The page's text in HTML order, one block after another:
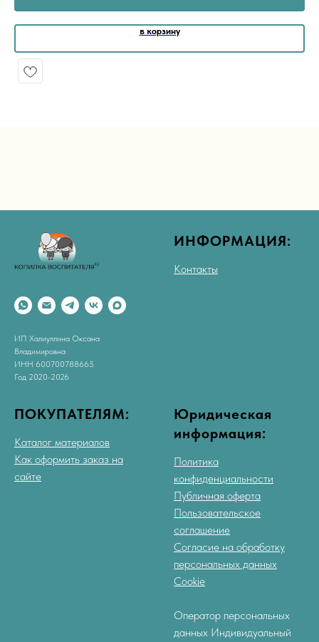
в корзину
ИП Халиуллина Оксана
Владимировна
ИНН 600700788665
Год 2020-2026
ИНФОРМАЦИЯ:
Контакты
ПОКУПАТЕЛЯМ:
Каталог материалов
Как оформить заказ на
сайте
Юридическая
информация:
Политика
конфиденциальности
Публичная оферта
Пользовательское
соглашение
Согласие на обработку
персональных данных
Cookie
Оператор персональных
данных Индивидуальный